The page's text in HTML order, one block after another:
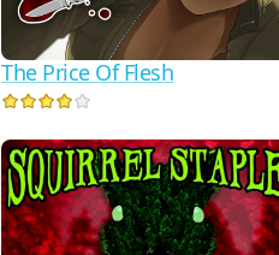
The Price Of Flesh